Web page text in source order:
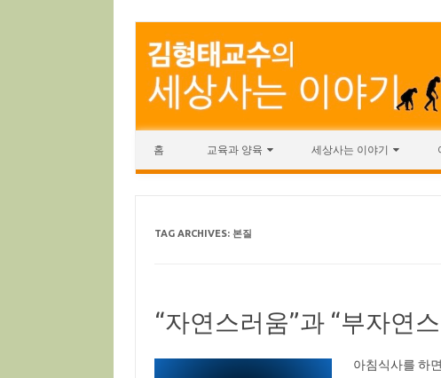
홈 교육과 양육 세상사는 이야기
TAG ARCHIVES: 본질
“자연스러움”과 “부자연
아침식사를 하